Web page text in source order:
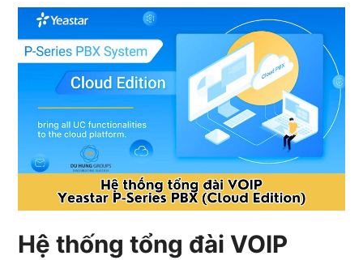
Hệ thống tổng đài VOIP